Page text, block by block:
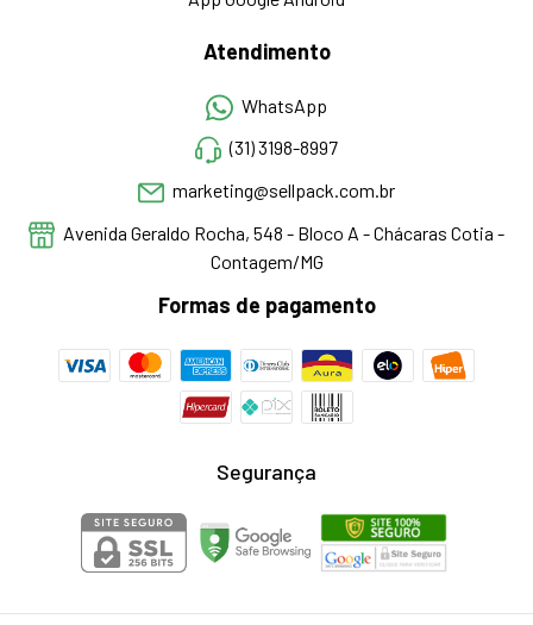
Atendimento
WhatsApp
(31) 3198-8997
marketing@sellpack.com.br
Avenida Geraldo Rocha, 548 - Bloco A - Chácaras Cotia -
Contagem/MG
Formas de pagamento
Segurança